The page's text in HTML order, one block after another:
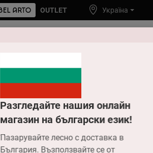
Разгледайте нашия онлайн
магазин на български език!
Пазарувайте лесно с доставка в
България. Възползвайте се от
OUTLET Україна